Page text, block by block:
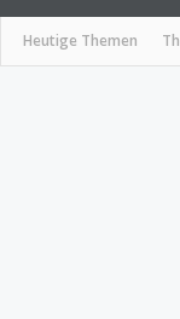
Heutige Themen